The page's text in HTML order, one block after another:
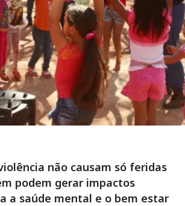
não causam só feridas
podem gerar impactos
a saúde mental e o bem estar